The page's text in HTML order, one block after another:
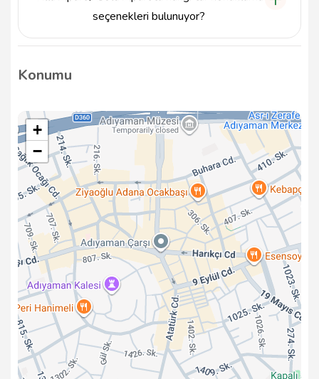
seçenekleri bulunuyor?
Villa Apart / Gold Apart, farklı büyüklükte ve
İş seyahatleri veya turistik ziyaretler için ideal
Konumu
+
−